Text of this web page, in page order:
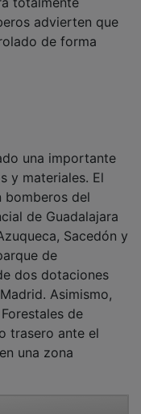
advierten que
de forma
y materiales. El
del
de Guadalajara
Sacedón y
de
dos dotaciones
Asimismo,
de
trasero ante el
una zona